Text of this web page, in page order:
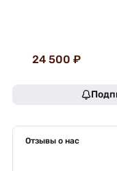
24 500 ₽
Отзывы о нас